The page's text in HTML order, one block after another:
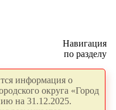
Навигация
по разделу
информация о
округа «Город
на 31.12.2025.